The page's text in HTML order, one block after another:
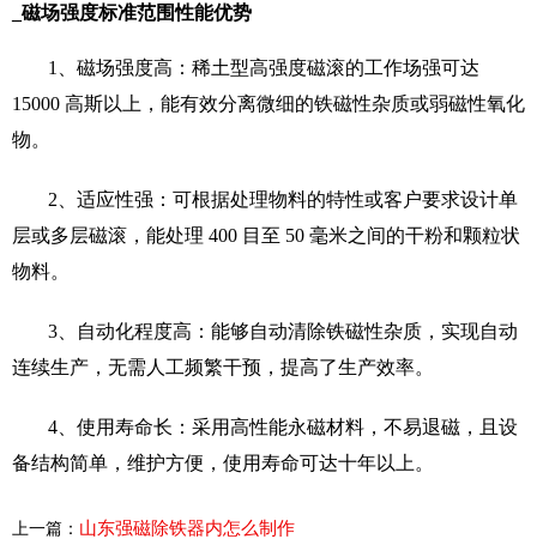
_磁场强度标准范围性能优势
1、磁场强度高：稀土型高强度磁滚的工作场强可达
15000 高斯以上，能有效分离微细的铁磁性杂质或弱磁性氧化
物。
2、适应性强：可根据处理物料的特性或客户要求设计单
层或多层磁滚，能处理 400 目至 50 毫米之间的干粉和颗粒状
物料。
3、自动化程度高：能够自动清除铁磁性杂质，实现自动
连续生产，无需人工频繁干预，提高了生产效率。
4、使用寿命长：采用高性能永磁材料，不易退磁，且设
备结构简单，维护方便，使用寿命可达十年以上。
上一篇： 山东强磁除铁器内怎么制作